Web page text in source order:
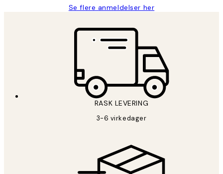
Se flere anmeldelser her
RASK LEVERING
3-6 virkedager